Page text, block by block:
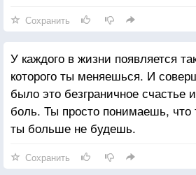
Сохранить
У каждого в жизни появляется
которого ты меняешься. И
было это безграничное
боль. Ты просто понимаешь, что
ты больше не будешь.
Сохранить